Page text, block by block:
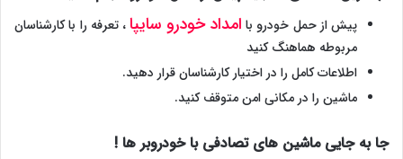
پیش از حمل خودرو با امداد خودرو سایپا، تعرفه را با کارشناسان
مربوطه هماهنگ کنید
اطلاعات کامل را در اختیار کارشناسان قرار دهید.
ماشین را در مکانی امن متوقف کنید.
جا به جایی ماشین های تصادفی با خودروبر ها !